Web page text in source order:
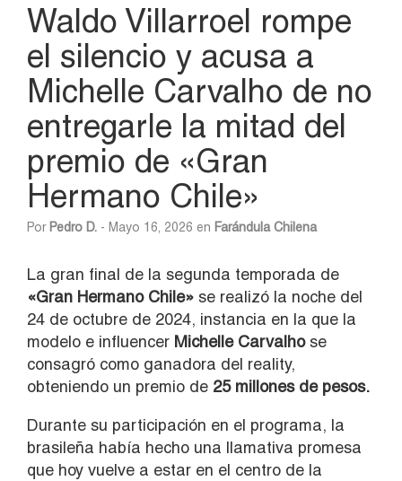
Waldo Villarroel rompe
el silencio y acusa a
Michelle Carvalho de no
entregarle la mitad del
premio de «Gran
Hermano Chile»
Por Pedro D. - Mayo 16, 2026 en Farándula Chilena
La gran final de la segunda temporada de
«Gran Hermano Chile» se realizó la noche del
24 de octubre de 2024, instancia en la que la
modelo e influencer Michelle Carvalhose
consagró como ganadora del reality,
obteniendo un premio de 25 millones de pesos.
Durante su participación en el programa, la
brasileña había hecho una llamativa promesa
que hoy vuelve a estar en el centro de la